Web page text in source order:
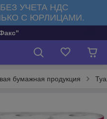
УЧЕТА НДС
С ЮРЛИЦАМИ.
бумажная продукция